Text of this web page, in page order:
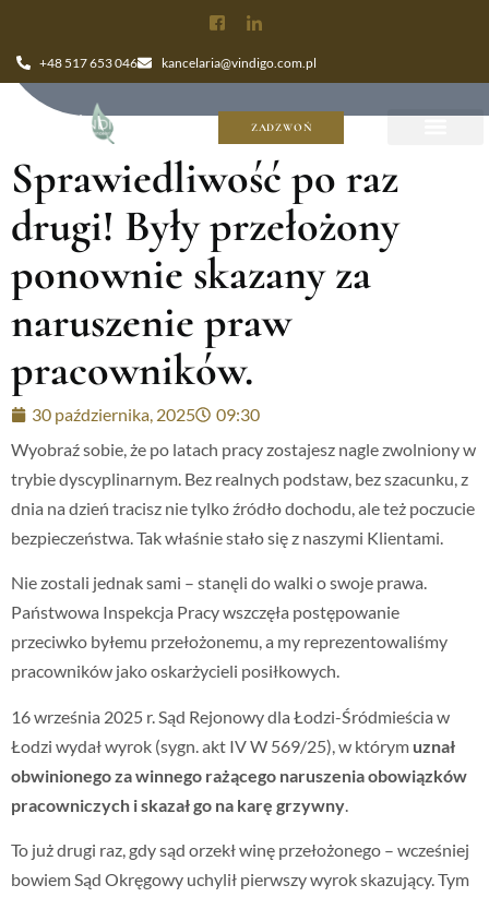
+48 517 653 046 kancelaria@vindigo.com.pl
ZADZWOŃ
Sprawiedliwość po raz
drugi! Były przełożony
ponownie skazany za
naruszenie praw
pracowników.
30 października, 2025
09:30
Wyobraź sobie, że po latach pracy zostajesz nagle zwolniony w
trybie dyscyplinarnym. Bez realnych podstaw, bez szacunku, z
dnia na dzień tracisz nie tylko źródło dochodu, ale też poczucie
bezpieczeństwa. Tak właśnie stało się z naszymi Klientami.
Nie zostali jednak sami – stanęli do walki o swoje prawa.
Państwowa Inspekcja Pracy wszczęła postępowanie
przeciwko byłemu przełożonemu, a my reprezentowaliśmy
pracowników jako oskarżycieli posiłkowych.
16 września 2025 r. Sąd Rejonowy dla Łodzi-Śródmieścia w
Łodzi wydał wyrok (sygn. akt IV W 569/25), w którym uznał
obwinionego za winnego rażącego naruszenia obowiązków
pracowniczych i skazał go na karę grzywny
To już drugi raz, gdy sąd orzekł winę przełożonego – wcześniej
bowiem Sąd Okręgowy uchylił pierwszy wyrok skazujący. Tym